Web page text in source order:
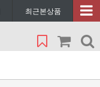
최근본상품